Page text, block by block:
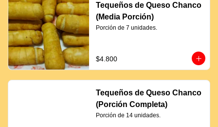
Tequeños de Queso Chanco
(Media Porción)
Porción de 7 unidades.
$4.800
Tequeños de Queso Chanco
(Porción Completa)
Porción de 14 unidades.